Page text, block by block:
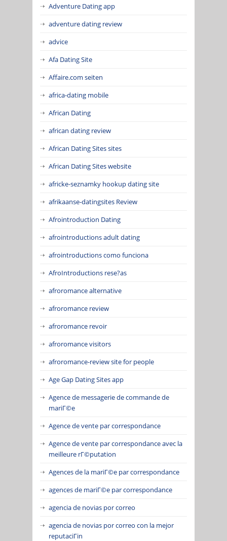
Adventure Dating app
adventure dating review
advice
Afa Dating Site
Affaire.com seiten
africa-dating mobile
African Dating
african dating review
African Dating Sites sites
African Dating Sites website
africke-seznamky hookup dating site
afrikaanse-datingsites Review
Afrointroduction Dating
afrointroductions adult dating
afrointroductions como funciona
AfroIntroductions rese?as
afroromance alternative
afroromance review
afroromance revoir
afroromance visitors
afroromance-review site for people
Age Gap Dating Sites app
Agence de messagerie de commande de
mariГ©e
Agence de vente par correspondance
Agence de vente par correspondance avec la
meilleure rГ©putation
Agences de la mariГ©e par correspondance
agences de mariГ©e par correspondance
agencia de novias por correo
agencia de novias por correo con la mejor
reputaciГіn